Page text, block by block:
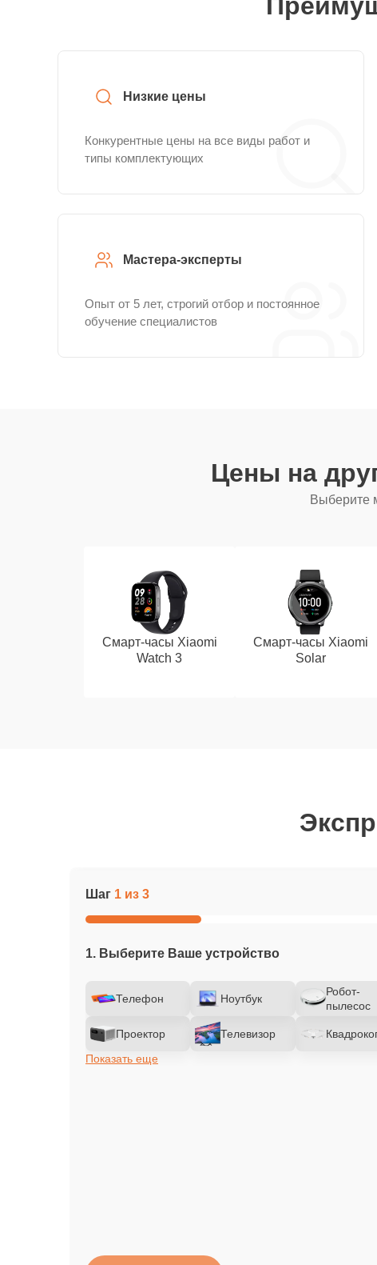
Низкие цены
Конкурентные цены на все виды работ и
типы комплектующих
Мастера-эксперты
Опыт от 5 лет, строгий отбор и постоянное
обучение специалистов
Цены на
Выберите
Смарт-часы Xiaomi
Watch 3
Смарт-часы Xiaomi
Solar
Шаг 1 из 3
1. Выберите Ваше устройство
Телефон Ноутбук
Робот-
пылесос
Проектор Телевизор
Показать еще